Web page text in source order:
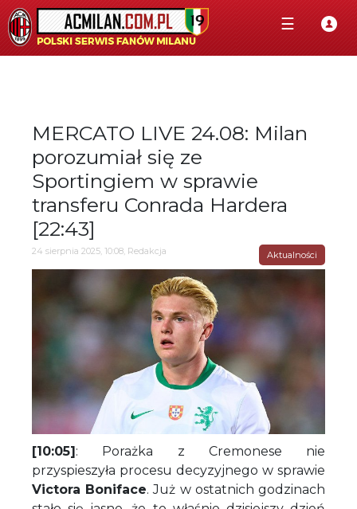
☰
MERCATO LIVE 24.08: Milan
porozumiał się ze
Sportingiem w sprawie
transferu Conrada Hardera
[22:43]
24 sierpnia 2025, 10:08, Redakcja Aktualności
[10:05]: Porażka z Cremonese nie
przyspieszyła procesu decyzyjnego w sprawie
Victora Boniface. Już w ostatnich godzinach